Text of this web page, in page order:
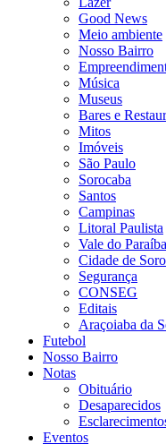
Good News
Meio ambiente
Nosso Bairro
Música
Museus
Bares e
Mitos
Imóveis
São Paulo
Sorocaba
Santos
Campinas
Litoral Paulista
Vale do Paraíba
Cidade de
Segurança
CONSEG
Editais
Araçoiaba da
Futebol
Nosso Bairro
Notas
Obituário
Desaparecidos
Eventos